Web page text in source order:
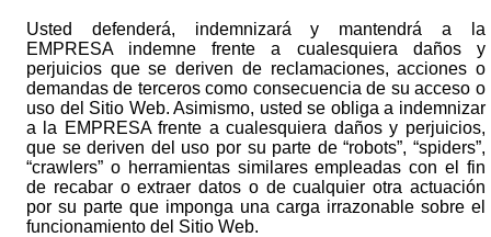
Usted defenderá, indemnizará y mantendrá a la
EMPRESA indemne frente a cualesquiera daños y
perjuicios que se deriven de reclamaciones, acciones o
demandas de terceros como consecuencia de su acceso o
uso del Sitio Web. Asimismo, usted se obliga a indemnizar
a la EMPRESA frente a cualesquiera daños y perjuicios,
que se deriven del uso por su parte de “robots”, “spiders”,
“crawlers” o herramientas similares empleadas con el fin
de recabar o extraer datos o de cualquier otra actuación
por su parte que imponga una carga irrazonable sobre el
funcionamiento del Sitio Web.